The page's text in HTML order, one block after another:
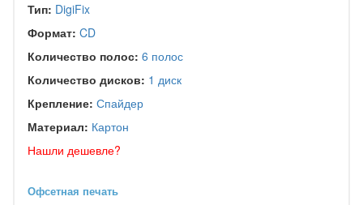
Тип: DigiFix
Формат: CD
Количество полос: 6 полос
Количество дисков: 1 диск
Крепление: Спайдер
Материал: Картон
Нашли дешевле?
Офсетная печать